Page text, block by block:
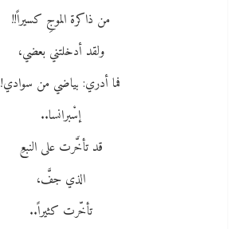
من ذاكرة الموجِ كسيراً!!
ولقد أدخلتني بعضي،
فما أدري: بياضي من سوادي!
إسْبرانسا..
قد تأخَّرت على النبعِ
الذي جفَّ،
تأخّرت كثيراً..